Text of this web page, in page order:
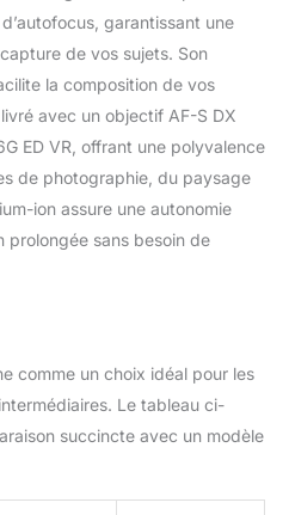
garantissant une
de vos sujets. Son
la composition de vos
avec un objectif AF-S DX
ED VR, offrant une polyvalence
de photographie, du paysage
ion assure une autonomie
prolongée sans besoin de
comme un choix idéal pour les
Le tableau ci-
succincte avec un modèle